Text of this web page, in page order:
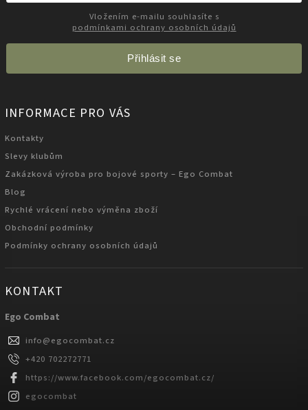
podmínkami ochrany osobních údajů
Přihlásit se
INFORMACE PRO VÁS
Kontakty
Slevy klubům
Zakázková výroba pro bojové sporty – Ego Combat
Blog
Rychlé vrácení nebo výměna zboží
Obchodní podmínky
Podmínky ochrany osobních údajů
KONTAKT
Ego Combat
info@egocombat.cz
+420 702272771
https://www.facebook.com/egocombat.cz/
egocombat